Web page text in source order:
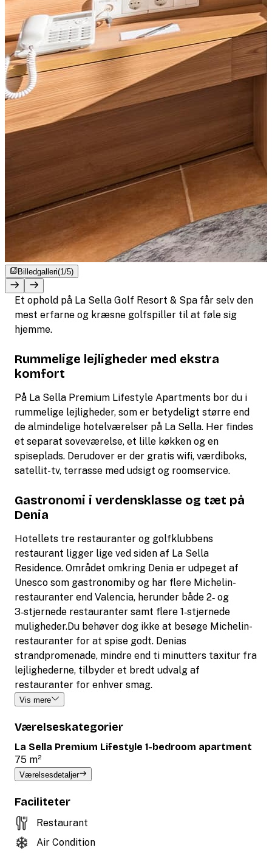
Billedgalleri(1/5)
Et ophold på La Sella Golf Resort & Spa får selv den
mest erfarne og kræsne golfspiller til at føle sig
hjemme.
Rummelige lejligheder med ekstra
komfort
På La Sella Premium Lifestyle Apartments bor du i
rummelige lejligheder, som er betydeligt større end
de almindelige hotelværelser på La Sella. Her findes
et separat soveværelse, et lille køkken og en
spiseplads. Derudover er der gratis wifi, værdiboks,
satellit-tv, terrasse med udsigt og roomservice.
Gastronomi i verdensklasse og tæt på
Denia
Hotellets tre restauranter og golfklubbens
restaurant ligger lige ved siden af La Sella
Residence. Området omkring Denia er udpeget af
Unesco som gastronomiby og har flere Michelin-
restauranter end Valencia, herunder både 2‑ og
3‑stjernede restauranter samt flere 1‑stjernede
muligheder.Du behøver dog ikke at besøge Michelin-
restauranter for at spise godt. Denias
strandpromenade, mindre end ti minutters taxitur fra
lejlighederne, tilbyder et bredt udvalg af
restauranter for enhver smag.
Vis mere
Værelseskategorier
La Sella Premium Lifestyle 1-bedroom apartment
75 m²
Værelsesdetaljer
Faciliteter
Restaurant
Air Condition